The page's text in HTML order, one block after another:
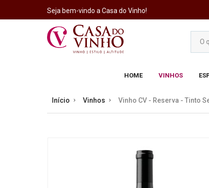
Seja bem-vindo a Casa do Vinho!
HOME VINHOS
Início Vinhos Vinho CV - Reserva - Tinto